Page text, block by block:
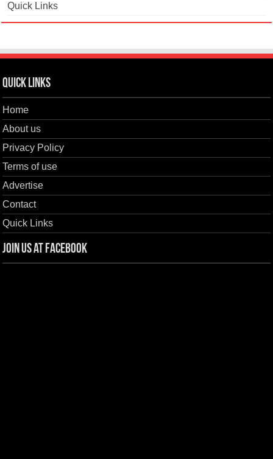
Quick Links
Quick Links
Home
About us
Privacy Policy
Terms of use
Advertise
Contact
Quick Links
Join us at Facebook